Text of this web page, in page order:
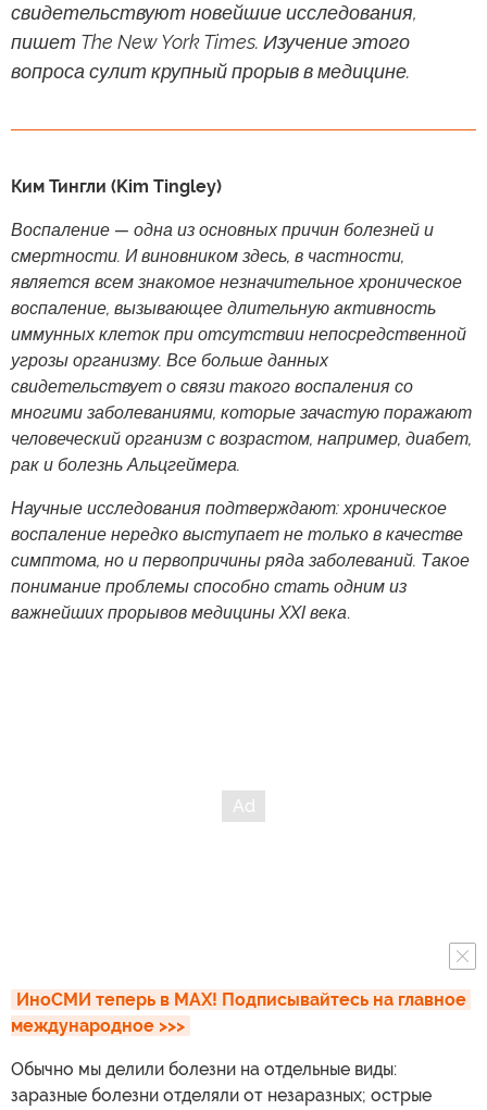
свидетельствуют новейшие исследования,
пишет The New York Times. Изучение этого
вопроса сулит крупный прорыв в медицине.
Ким Тингли (Kim Tingley)
Воспаление — одна из основных причин болезней и
смертности. И виновником здесь, в частности,
является всем знакомое незначительное хроническое
воспаление, вызывающее длительную активность
иммунных клеток при отсутствии непосредственной
угрозы организму. Все больше данных
свидетельствует о связи такого воспаления со
многими заболеваниями, которые зачастую поражают
человеческий организм с возрастом, например, диабет,
рак и болезнь Альцгеймера.
Научные исследования подтверждают: хроническое
воспаление нередко выступает не только в качестве
симптома, но и первопричины ряда заболеваний. Такое
понимание проблемы способно стать одним из
важнейших прорывов медицины XXI века.
ИноСМИ теперь в MAX! Подписывайтесь на главное
международное >>>
Обычно мы делили болезни на отдельные виды:
заразные болезни отделяли от незаразных; острые